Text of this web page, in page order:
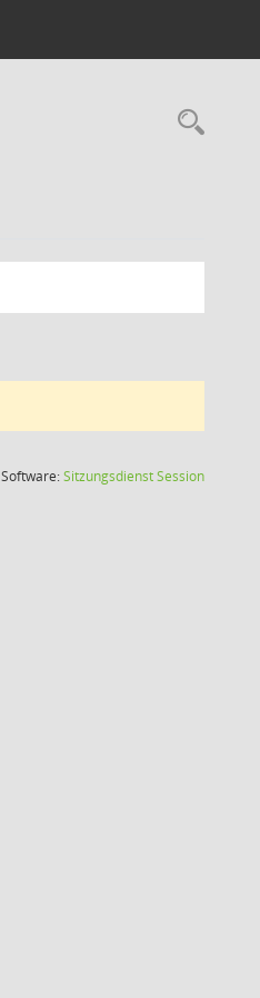
Software:SitzungsdienstSession(Wird in